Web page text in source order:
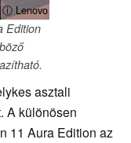
ⓘ Lenovo
Edition
asztali
A különösen
11 Aura Edition az